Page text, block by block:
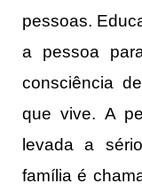
pessoas.
a pessoa
consciência
que vive. A
levada a
família é